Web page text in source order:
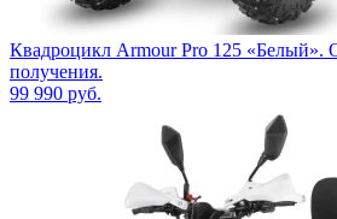
Квадроцикл Armour Pro 125 «Белый».
получения.
99 990 руб.